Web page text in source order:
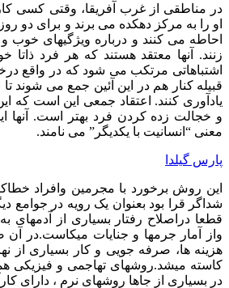
در مناطقی از غرب آفریقا، وقتی کسی
او را به مرکز دهکده می برند و برای دو
احاطه می کنند و درباره ویژگیهای
زنند. آنها معتقد هستند که هر فرد
اشتباهاتی مرتکب می شود که در‌ واقع
قبیله کنار هم در این آئین جمع می شوند
یادآوری کنند. اعتقاد جمعی این است که
و خجالت زده کردن فرد بهتر است. آنها
معنی “انسانیت با یکدیگر” می نامند.
پارس گیلدا
این روش برخورد با مجرمین وافراد
شداگر قرا بود بعنوان یک رویه در جوامع
قطعا دراصلاح رفتار بسیاری از آدمهای
واز آمار جرمها و جنایات میکاست.در
هزینه ها، صرفه جویی و کار بسیاری از
کاسته میشد.روشهای تهاجمی و فیزیکی
در بسیاری از جاها روشهای نرم ، دارای